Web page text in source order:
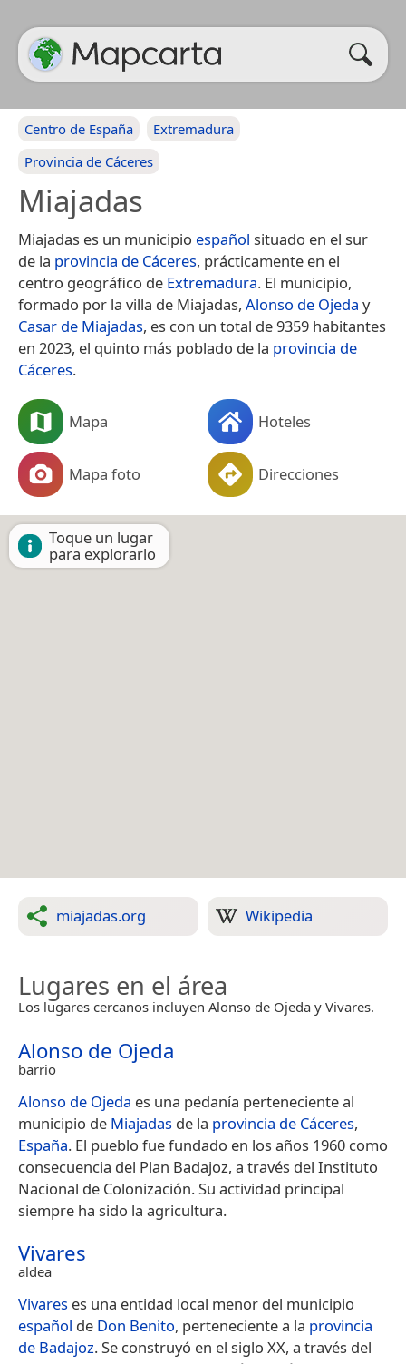
Centro de España
Extremadura
Provincia de Cáceres
Miajadas
Miajadas es un municipio español situado en el sur
de la provincia de Cáceres, prácticamente en el
centro geográfico de Extremadura. El municipio,
formado por la villa de Miajadas, Alonso de Ojeda y
Casar de Miajadas, es con un total de 9359 habitantes
en 2023, el quinto más poblado de la provincia de
Cáceres.
Mapa Hoteles
Mapa foto Direcciones
Toque un lugar
para explorarlo
miajadas.org Wikipedia
Lugares en el área
Los lugares cercanos incluyen Alonso de Ojeda y Vivares.
Alonso de Ojeda
barrio
Alonso de Ojeda es una pedanía perteneciente al
municipio de Miajadas de la provincia de Cáceres,
España. El pueblo fue fundado en los años 1960 como
consecuencia del Plan Badajoz, a través del Instituto
Nacional de Colonización.​ Su actividad principal
siempre ha sido la agricultura.
Vivares
aldea
Vivares es una entidad local menor del municipio
español de Don Benito, perteneciente a la provincia
de Badajoz. Se construyó en el siglo XX, a través del